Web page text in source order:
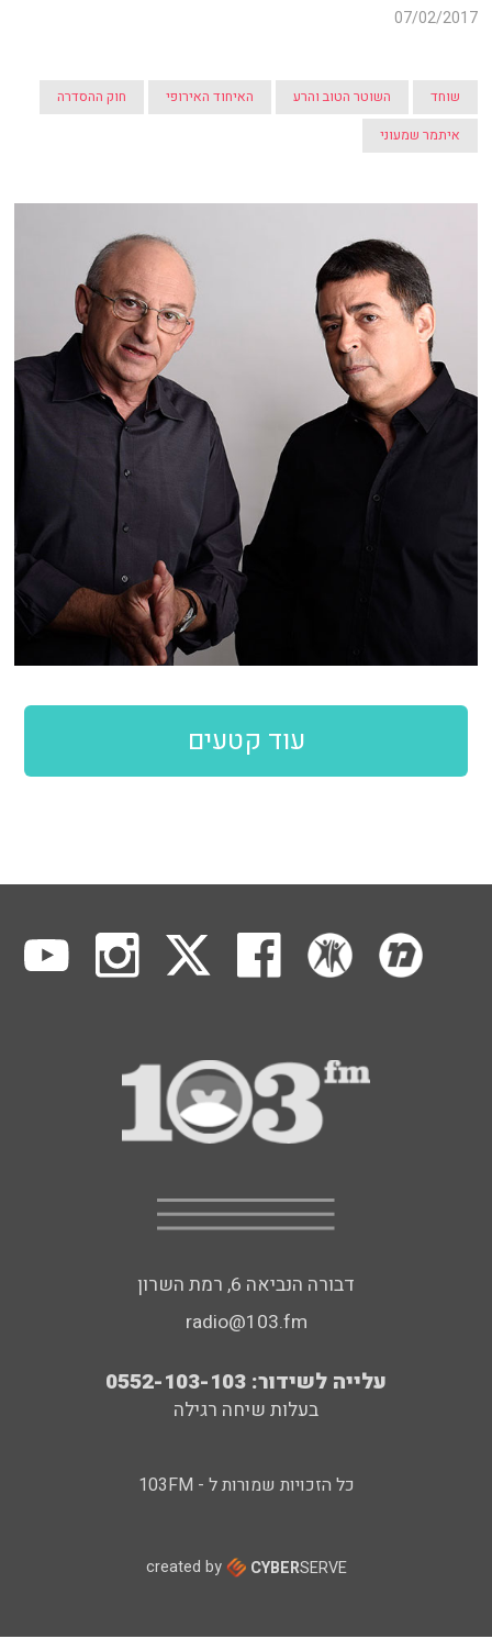
07/02/2017
שוחד השוטר הטוב והרע האיחוד האירופי
חוק ההסדרה
איתמר שמעוני
עוד קטעים
דבורה הנביאה 6, רמת השרון
radio@103.fm
עלייה לשידור: 0552-103-103
בעלות שיחה רגילה
כל הזכויות שמורות ל - 103FM
created by CYBERSERVE